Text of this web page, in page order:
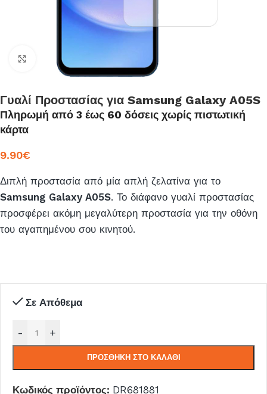
Click to enlarge
Γυαλί Προστασίας για Samsung Galaxy A05S
Πληρωμή από 3 έως 60 δόσεις χωρίς πιστωτική
κάρτα
9.90€
Διπλή προστασία από μία απλή ζελατίνα για το
Samsung Galaxy A05S. Το διάφανο γυαλί προστασίας
προσφέρει ακόμη μεγαλύτερη προστασία για την οθόνη
του αγαπημένου σου κινητού.
Σε Απόθεμα
- +
ΠΡΟΣΘΉΚΗ ΣΤΟ ΚΑΛΆΘΙ
Κωδικός προϊόντος: DR681881